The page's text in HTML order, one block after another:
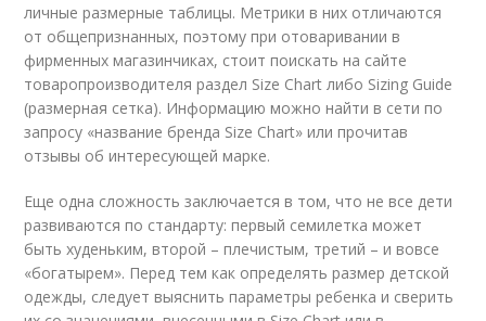
личные размерные таблицы. Метрики в них отличаются
от общепризнанных, поэтому при отоваривании в
фирменных магазинчиках, стоит поискать на сайте
товаропроизводителя раздел Size Chart либо Sizing Guide
(размерная сетка). Информацию можно найти в сети по
запросу «название бренда Size Chart» или прочитав
отзывы об интересующей марке.
Еще одна сложность заключается в том, что не все дети
развиваются по стандарту: первый семилетка может
быть худеньким, второй – плечистым, третий – и вовсе
«богатырем». Перед тем как определять размер детской
одежды, следует выяснить параметры ребенка и сверить